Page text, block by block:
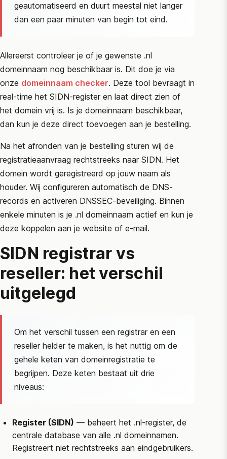
geautomatiseerd en duurt meestal niet langer
dan een paar minuten van begin tot eind.
Allereerst controleer je of je gewenste .nl
domeinnaam nog beschikbaar is. Dit doe je via
onze domeinnaam checker. Deze tool bevraagt in
real-time het SIDN-register en laat direct zien of
het domein vrij is. Is je domeinnaam beschikbaar,
dan kun je deze direct toevoegen aan je bestelling.
Na het afronden van je bestelling sturen wij de
registratieaanvraag rechtstreeks naar SIDN. Het
domein wordt geregistreerd op jouw naam als
houder. Wij configureren automatisch de DNS-
records en activeren DNSSEC-beveiliging. Binnen
enkele minuten is je .nl domeinnaam actief en kun je
deze koppelen aan je website of e-mail.
SIDN registrar vs
reseller: het verschil
uitgelegd
Om het verschil tussen een registrar en een
reseller helder te maken, is het nuttig om de
gehele keten van domeinregistratie te
begrijpen. Deze keten bestaat uit drie
niveaus:
Register (SIDN) — beheert het .nl-register, de
centrale database van alle .nl domeinnamen.
Registreert niet rechtstreeks aan eindgebruikers.